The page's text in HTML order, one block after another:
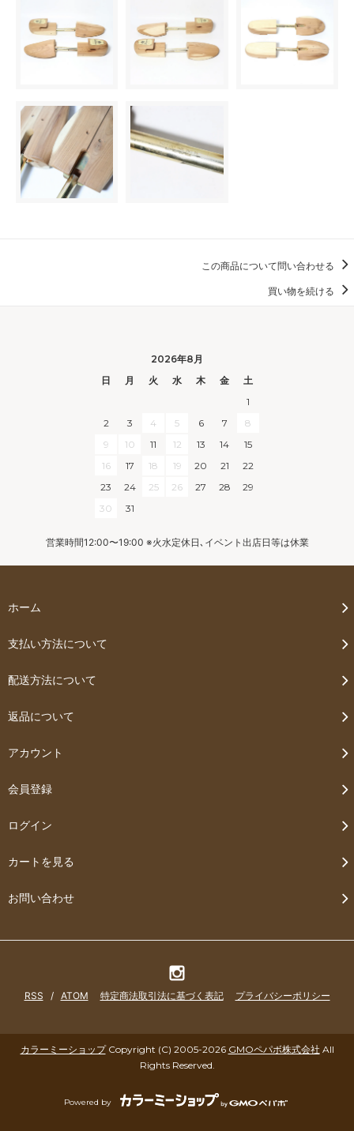
この商品について問い合わせる
買い物を続ける
2026年8月
日
月 火 水 木 金
土
1
2
3 4 5 6 7
8
9
10 11 12 13 14
15
16
17 18 19 20 21
22
23
24 25 26 27 28
29
30
31
営業時間12:00〜19:00 ※火水定休日､イベント出店日等は休業
ホーム
支払い方法について
配送方法について
返品について
アカウント
会員登録
ログイン
カートを見る
お問い合わせ
RSS / ATOM 特定商法取引法に基づく表記 プライバシーポリシー
カラーミーショップCopyright (C) 2005-2026 GMOペパボ株式会社 All
Rights Reserved.
Powered by